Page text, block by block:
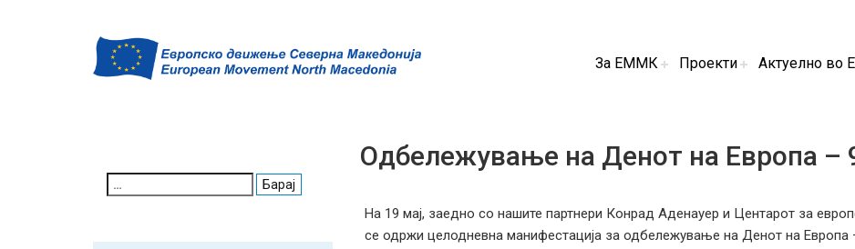
За ЕММК Проекти Актуелно во
for:
Одбележување на Денот на Европа –
На 19 мај, заедно со нашите партнери Конрад Аденауер и Центарот за
се одржи целодневна манифестација за одбележување на Денот на Европа